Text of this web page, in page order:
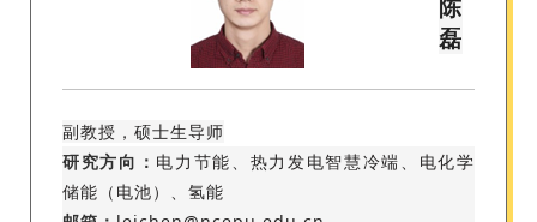
陈
磊
副教授，硕士生导师
研究方向： 电力节能、热力发电智慧冷端、电化学
储能（电池）、氢能